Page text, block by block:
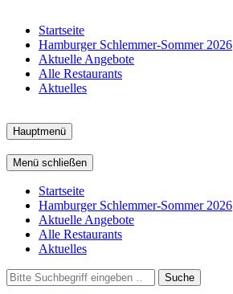
Startseite
Hamburger Schlemmer-Sommer 2026
Aktuelle Angebote
Alle Restaurants
Aktuelles
Hauptmenü
Menü schließen
Startseite
Hamburger Schlemmer-Sommer 2026
Aktuelle Angebote
Alle Restaurants
Aktuelles
Suche